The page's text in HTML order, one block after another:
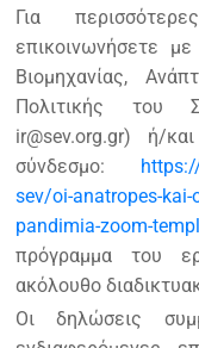
Για
επικοινωνήσετε
Βιομηχανίας,
Πολιτικής του
ir@sev.org.gr) ή/
σύνδεσμο:
sev/oi-anatropes-kai-
pandimia-zoom-
πρόγραμμα του
ακόλουθο
Οι δηλώσεις